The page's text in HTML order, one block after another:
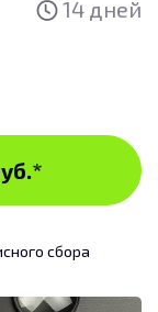
14 дней
*
сбора